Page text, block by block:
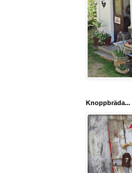
Knoppbräda...